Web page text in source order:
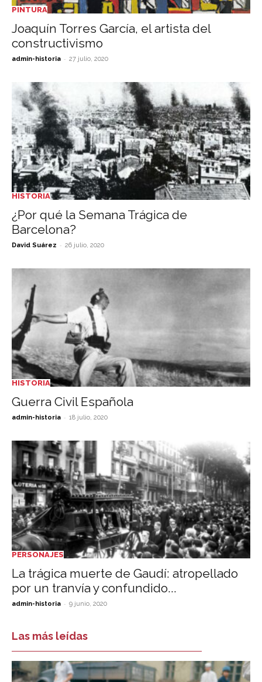
PINTURA
Joaquín Torres García, el artista del
constructivismo
admin-historia - 27 julio, 2020
HISTORIA
¿Por qué la Semana Trágica de
Barcelona?
David Suárez - 26 julio, 2020
HISTORIA
Guerra Civil Española
admin-historia - 18 julio, 2020
PERSONAJES
La trágica muerte de Gaudí: atropellado
por un tranvía y confundido...
admin-historia - 9 junio, 2020
Las más leídas